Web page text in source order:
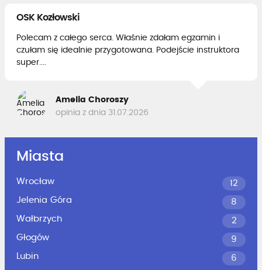
OSK Kozłowski
Polecam z całego serca. Właśnie zdałam egzamin i
czułam się idealnie przygotowana. Podejście instruktora
super....
Amelia Choroszy
opinia z dnia 31.07.2026
Miasta
Wrocław
12
Jelenia Góra
8
Wałbrzych
2
Głogów
9
Lubin
6